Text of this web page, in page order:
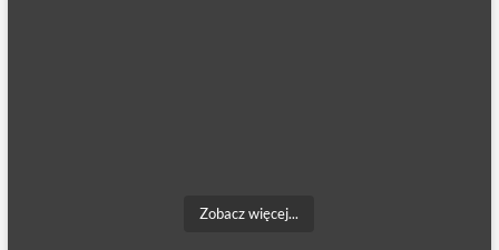
Zobacz więcej...